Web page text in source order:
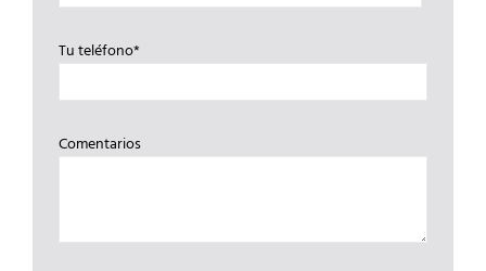
Tu teléfono*
Comentarios